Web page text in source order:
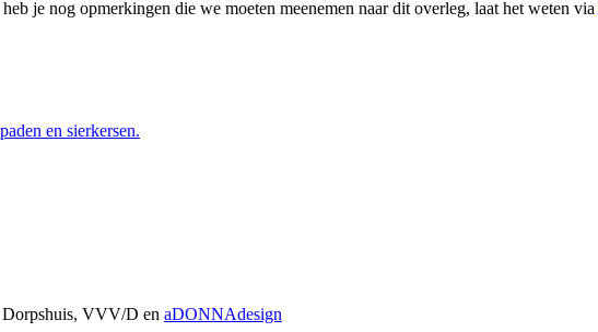
je nog opmerkingen die we moeten meenemen naar dit overleg, laat het weten via
en sierkersen.
Dorpshuis, VVV/D en aDONNAdesign